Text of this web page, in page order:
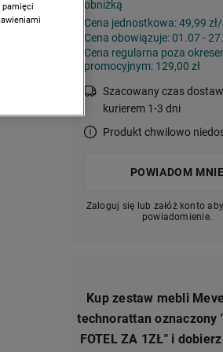
obniżką
Cena jednostkowa:49,99
Cena obowiązuje: 01.07 -
Cena regularna poza
promocyjnym: 129,00 zł
Szacowany czas
kurierem 1-3 dni
Produkt chwilowo
POWIADOM MNIE
Zaloguj się lub załóż konto
powiadomienie.
Kup zestaw mebli
technorattan oznaczony
FOTEL ZA 1ZŁ" i
pamięci